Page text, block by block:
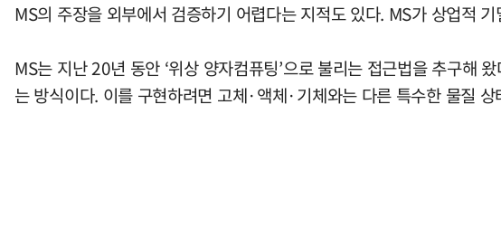
MS의 주장을 외부에서 검증하기 어렵다는 지적도 있다. MS가 상업적
MS는 지난 20년 동안 ‘위상 양자컴퓨팅’으로 불리는 접근법을 추구해
는 방식이다. 이를 구현하려면 고체·액체·기체와는 다른 특수한 물질